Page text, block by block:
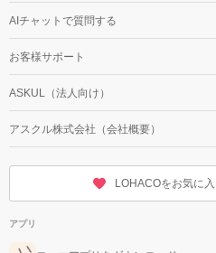
AIチャットで質問する
お客様サポート
ASKUL（法人向け）
アスクル株式会社（会社概要）
LOHACOをお気に
アプリ